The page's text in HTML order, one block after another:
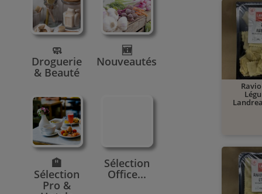
🧼
Droguerie
& Beauté
🆕
Nouveautés
🏨
Sélection
Pro &
Sélection
Office...